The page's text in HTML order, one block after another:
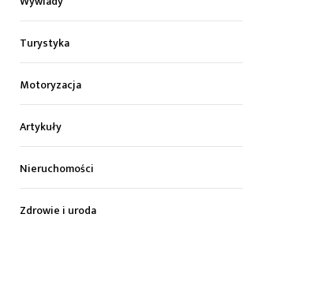
Turystyka
Motoryzacja
Artykuły
Nieruchomości
Zdrowie i uroda